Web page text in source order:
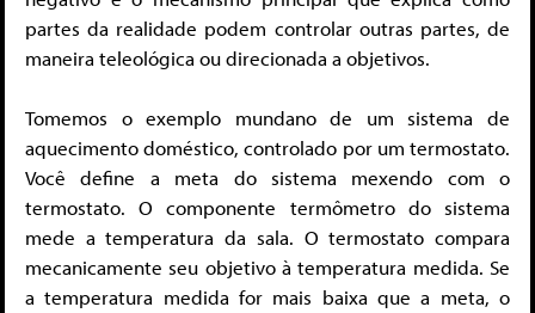
partes da realidade podem controlar outras partes, de
maneira teleológica ou direcionada a objetivos.
Tomemos o exemplo mundano de um sistema de
aquecimento doméstico, controlado por um termostato.
Você define a meta do sistema mexendo com o
termostato. O componente termômetro do sistema
mede a temperatura da sala. O termostato compara
mecanicamente seu objetivo à temperatura medida. Se
a temperatura medida for mais baixa que a meta, o